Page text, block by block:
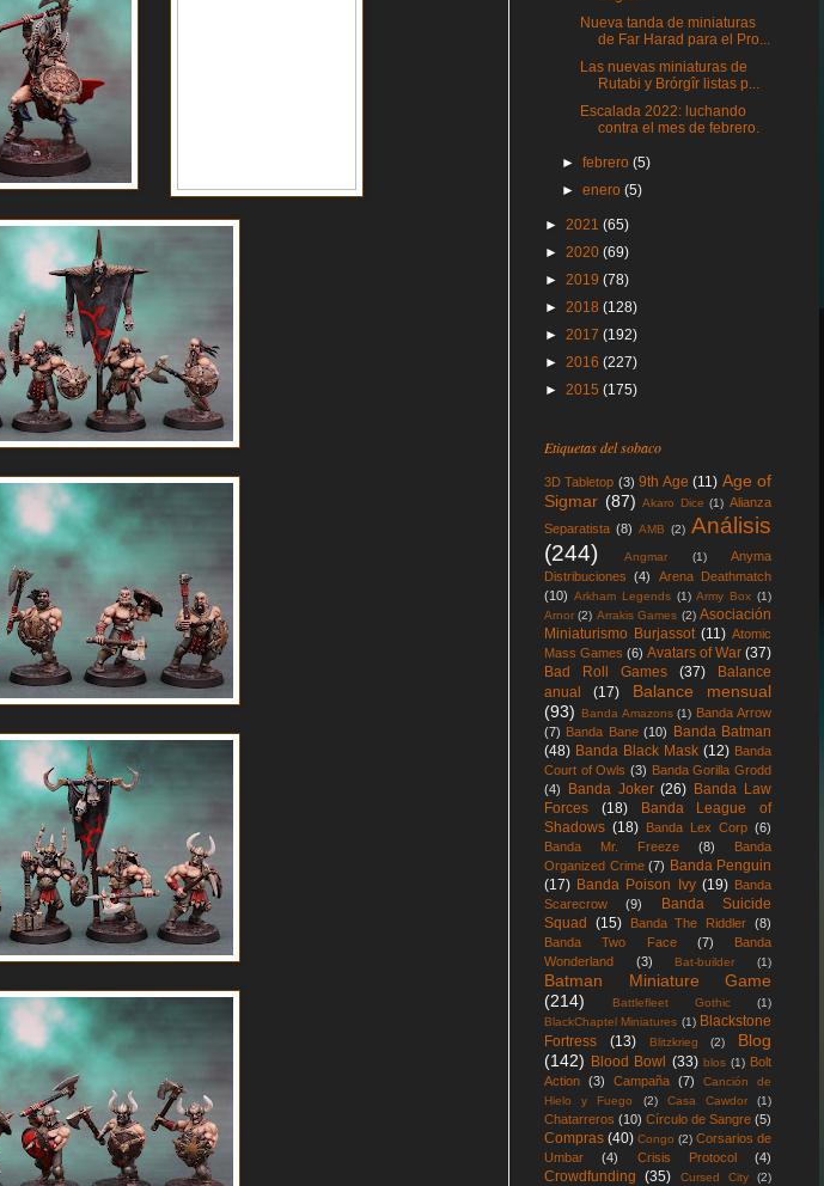
Nueva tanda de miniaturas
de Far Harad para el Pro...
Las nuevas miniaturas de
Rutabi y Brórgîr listas p...
Escalada 2022: luchando
contra el mes de febrero.
►febrero(5)
►enero(5)
► 2021 (65)
► 2020 (69)
► 2019 (78)
► 2018 (128)
► 2017 (192)
► 2016 (227)
► 2015 (175)
Etiquetas del sobaco
3D Tabletop (3) 9th Age (11) Age of
Sigmar (87) Akaro Dice (1) Alianza
Separatista (8) AMB (2) Análisis
(244)
Angmar (1)
Anyma
Distribuciones
(4)
Arena Deathmatch
(10) Arkham Legends (1) Army Box (1)
Arnor (2) Arrakis Games (2) Asociación
Miniaturismo Burjassot (11) Atomic
Mass Games (6) Avatars of War (37)
Bad Roll Games
(37)
Balance
anual
(17)
Balance mensual
(93)
Banda Amazons (1) Banda Arrow
(7) Banda Bane (10)
Banda Batman
(48) Banda Black Mask (12) Banda
Court of Owls (3) Banda Gorilla Grodd
(4)
Banda Joker (26) Banda Law
Forces
(18)
Banda League of
Shadows (18) Banda Lex Corp (6)
Banda Mr. Freeze
(8)
Banda
Organized Crime (7) Banda Penguin
(17) Banda Poison Ivy (19) Banda
Scarecrow
(9)
Banda Suicide
Squad
(15) Banda The Riddler (8)
Banda Two Face
(7)
Banda
Wonderland
(3) Bat-builder (1)
Batman Miniature Game
(214)
Battlefleet Gothic
(1)
BlackChaptel Miniatures (1) Blackstone
Fortress
(13) Blitzkrieg (2)
Blog
(142) Blood Bowl (33) blos (1) Bolt
Action (3) Campaña (7)
Canción de
Hielo y Fuego
(2) Casa Cawdor (1)
Chatarreros (10) Círculo de Sangre (5)
Compras (40) Congo (2) Corsarios de
Umbar
(4) Crisis Protocol (4)
Crowdfunding (35) Cursed City
(2)